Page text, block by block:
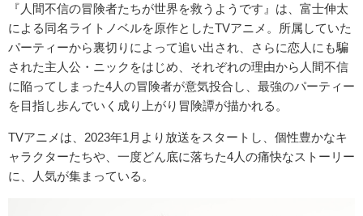
『人間不信の冒険者たちが世界を救うようです』は、富士伸太
による同名ライトノベルを原作としたTVアニメ。所属していた
パーティーから裏切りによって追い出され、さらに恋人にも騙
された主人公・ニックをはじめ、それぞれの理由から人間不信
に陥ってしまった4人の冒険者が意気投合し、最強のパーティー
を目指し歩んでいく成り上がり冒険譚が描かれる。
TVアニメは、2023年1月より放送をスタートし、個性豊かなキ
ャラクターたちや、一度どん底に落ちた4人の痛快なストーリー
に、人気が集まっている。